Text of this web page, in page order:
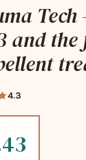
Tech
and
4.3